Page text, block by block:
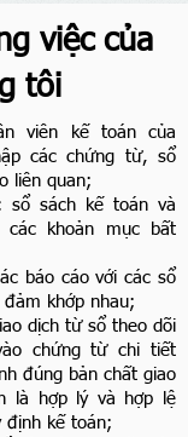
việc của
tôi
viên kế toán của
các chứng từ, sổ
liên quan;
sổ sách kế toán và
khoản mục bất
báo cáo với các sổ
khớp nhau;
dịch từ sổ theo dõi
chứng từ chi tiết
đúng bản chất giao
là hợp lý và hợp lệ
định kế toán;